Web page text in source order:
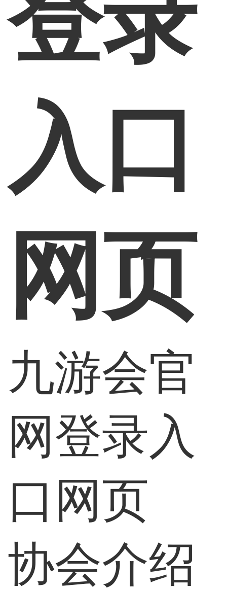
入口
网页
九游会官
网登录入
口网页
协会介绍